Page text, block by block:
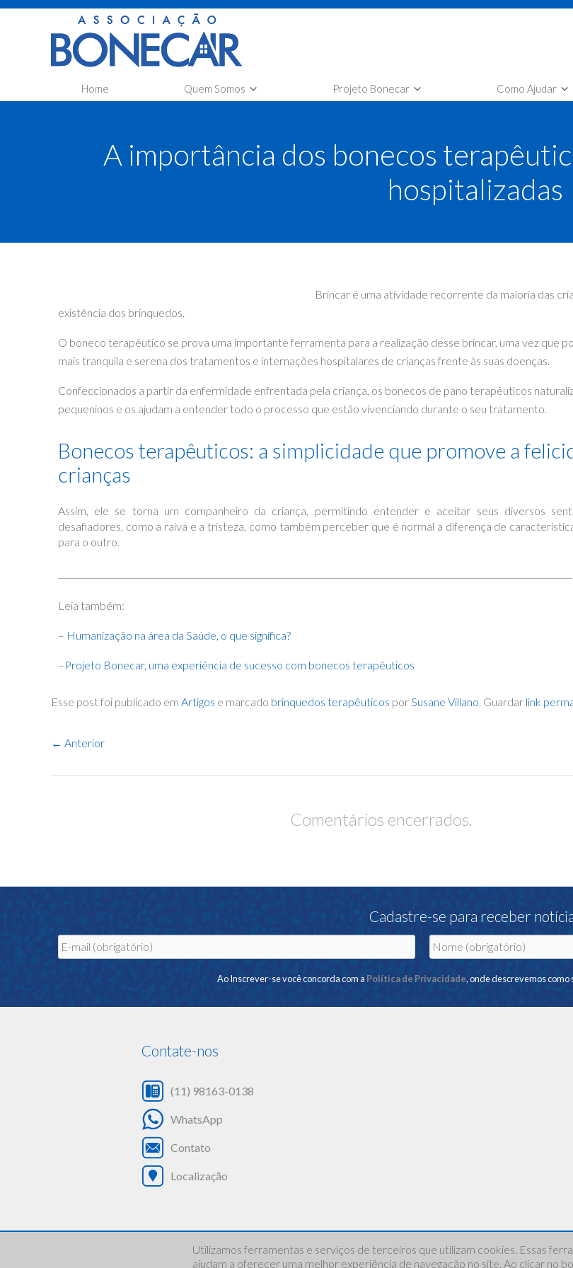
Home Quem Somos
Transparência
Projeto Bonecar
Cartilha Projeto Bonecar
Como Ajudar
Selo Empresa Amiga
A importância dos bonecos
hospitalizadas
Brincar é uma atividade recorrente da maioria das
existência dos brinquedos.
O boneco terapêutico se prova uma importante ferramenta para a realização desse brincar, uma vez que
mais tranquila e serena dos tratamentos e internações hospitalares de crianças frente às suas doenças.
Confeccionados a partir da enfermidade enfrentada pela criança, os bonecos de pano terapêuticos
pequeninos e os ajudam a entender todo o processo que estão vivenciando durante o seu tratamento.
Bonecos terapêuticos: a simplicidade que promove a
crianças
Assim, ele se torna um companheiro da criança, permitindo entender e aceitar seus diversos
desafiadores, como a raiva e a tristeza, como também perceber que é normal a diferença de
para o outro.
Leia também:
– Humanização na área da Saúde, o que significa?
–Projeto Bonecar, uma experiência de sucesso com bonecos terapêuticos
Esse post foi publicado em Artigos e marcado brinquedos terapêuticos porSusane Villano. Guardar link
Navegação
de
← Anterior
Comentários encerrados.
Cadastre-se para receber
Ao Inscrever-se você concorda com a Política de Privacidade, onde descrevemos como
Contate-nos
(11) 98163-0138
WhatsApp
Contato
Localização
2022-2026 Associação Bonecar | Todos os direitos reservados.
Utilizamos ferramentas e serviços de terceiros que utilizam cookies. Essas
ajudam a oferecer uma melhor experiência de navegação no site. Ao clicar no